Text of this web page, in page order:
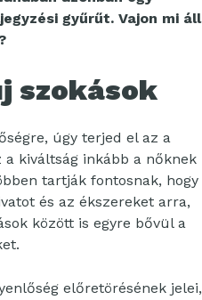
gyűrűt. Vajon mi áll
szokások
úgy terjed el az a
a kiváltság inkább a nőknek
tartják fontosnak, hogy
és az ékszereket arra,
között is egyre bővül a
előretörésének jelei,